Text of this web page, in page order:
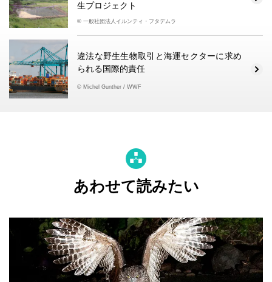
生プロジェクト
© 一般社団法人イルンティ・フタデムラ
違法な野生生物取引と海運セクターに求め
られる国際的責任
© Michel Gunther / WWF
あわせて読みたい